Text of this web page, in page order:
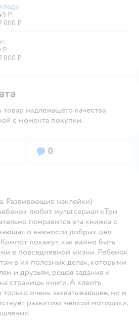
₽
000 ₽
₽
000 ₽
надлежащего качества
с момента покупки.
Вопросов:
0
Развивающие наклейки)
любит мультсериал «Три
понравится эта книжка с
о важности добрых дел.
покажут, как важно быть
в повседневной жизни. Ребенок
в их полезных делах, которыми
и друзьям, решая задания и
страницы книги. А клеить
только очень захватывающее, но и
развитию мелкой моторики,